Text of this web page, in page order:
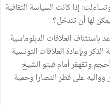
إذا كانت السياسة الثقافية
لها أن تتدخّل؟
باستئناف العلاقات الدبلوماسية
وبإعادة العلاقات التونسية
وتقهقر أمام فيتو الشيخ
وواليه على قطر انتصارا وحمية